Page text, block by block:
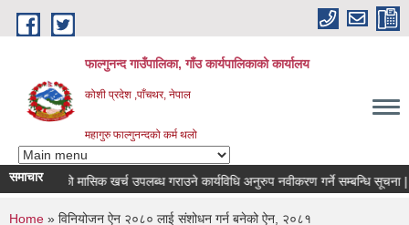
Skip to main content
फाल्गुनन्द गाउँपालिका, गाँउ कार्यपालिकाको कार्यालय
कोशी प्रदेश ,पाँचथर, नेपाल
महागुरु फाल्गुनन्दको कर्म थलो
समाचार
विरामीहरुको मासिक खर्च उपलब्ध गराउने कार्यविधि अनुरुप नवीकरण गर्ने सम्बन्धि सूचना |
Home » विनियोजन ऐन २०८० लाई संशोधन गर्न बनेको ऐन, २०८१